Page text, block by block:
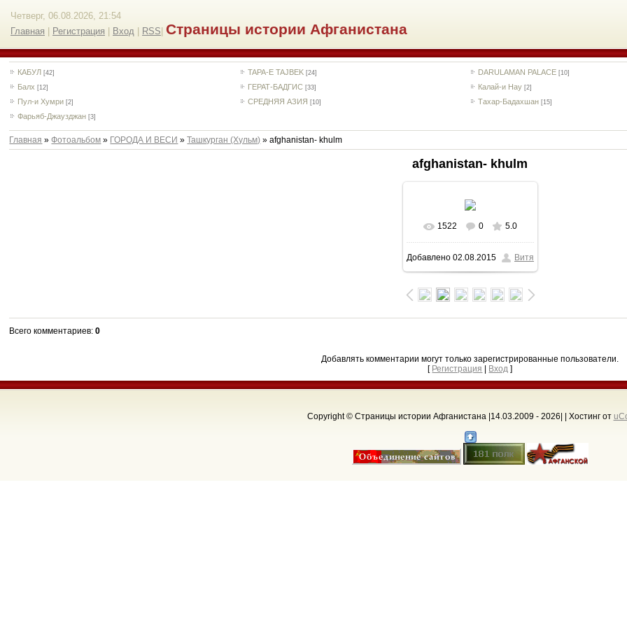
Четверг, 06.08.2026, 21:54
Главная
Регистрация Вход RSS Страницы истории Афганистана
КАБУЛ [42] TAPA-E TAJBEK [24] DARULAMAN PALACE [10]
Балх [12] ГЕРАТ-БАДГИС [33] Калай-и Нау [2]
Пул-и Хумри [2] СРЕДНЯЯ АЗИЯ [10] Тахар-Бадахшан [15]
Фарьяб-Джаузджан [3]
Главная »Фотоальбом » ГОРОДА И ВЕСИ »Ташкурган (Хульм) » afghanistan- khulm
afghanistan- khulm
В реальном размере
1024x768/ 135.2Kb
1522 0 5.0
Добавлено02.08.2015 Витя
Всего комментариев:0
Добавлять комментарии могут только зарегистрированные пользователи.
[ Регистрация Вход ]
Copyright © Страницы истории Афганистана |14.03.2009 - 2026 Хостинг от